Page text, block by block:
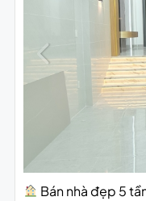
Bán nhà đẹp 5